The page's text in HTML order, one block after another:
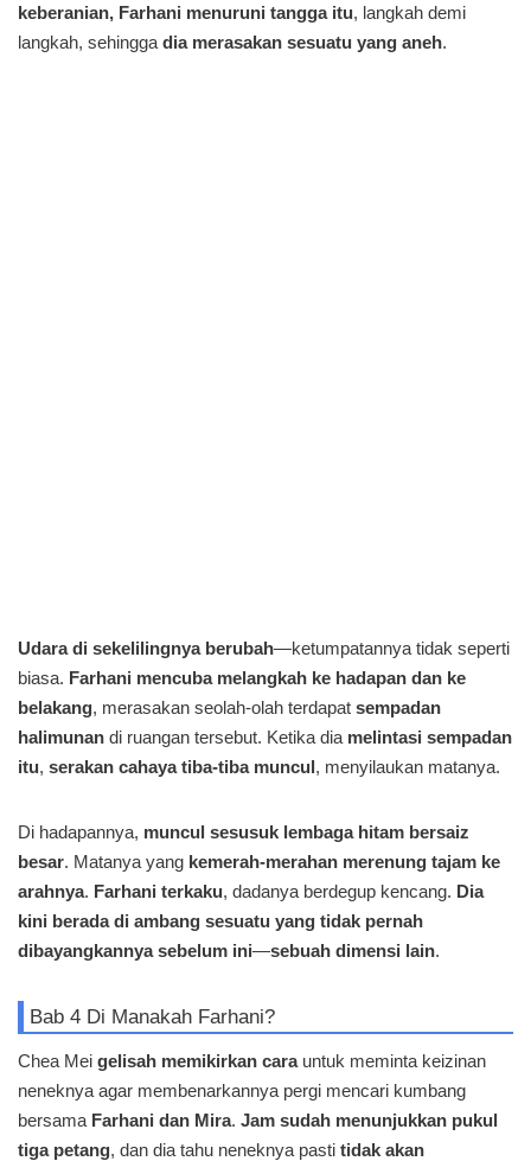
keberanian, Farhani menuruni tangga itu, langkah demi
langkah, sehingga dia merasakan sesuatu yang aneh.
Udara di sekelilingnya berubah—ketumpatannya tidak seperti
biasa. Farhani mencuba melangkah ke hadapan dan ke
belakang, merasakan seolah-olah terdapat sempadan
halimunan di ruangan tersebut. Ketika dia melintasi sempadan
itu, serakan cahaya tiba-tiba muncul, menyilaukan matanya.
Di hadapannya, muncul sesusuk lembaga hitam bersaiz
besar. Matanya yang kemerah-merahan merenung tajam ke
arahnya. Farhani terkaku, dadanya berdegup kencang. Dia
kini berada di ambang sesuatu yang tidak pernah
dibayangkannya sebelum ini—sebuah dimensi lain.
Bab 4 Di Manakah Farhani?
Chea Mei gelisah memikirkan carauntuk meminta keizinan
neneknya agar membenarkannya pergi mencari kumbang
bersama Farhani dan Mira. Jam sudah menunjukkan pukul
tiga petang, dan dia tahu neneknya pasti tidak akan